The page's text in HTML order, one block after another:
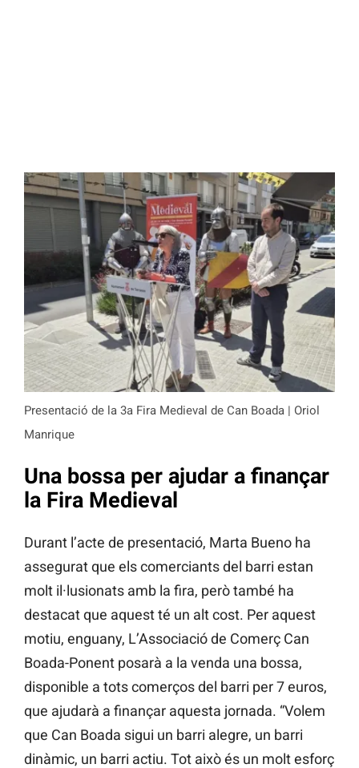
Presentació de la 3a Fira Medieval de Can Boada | Oriol
Manrique
Una bossa per ajudar a finançar
la Fira Medieval
Durant l’acte de presentació, Marta Bueno ha
assegurat que els comerciants del barri estan
molt il·lusionats amb la fira, però també ha
destacat que aquest té un alt cost. Per aquest
motiu, enguany, L’Associació de Comerç Can
Boada-Ponent posarà a la venda una bossa,
disponible a tots comerços del barri per 7 euros,
que ajudarà a finançar aquesta jornada. “Volem
que Can Boada sigui un barri alegre, un barri
dinàmic, un barri actiu. Tot això és un molt esforç